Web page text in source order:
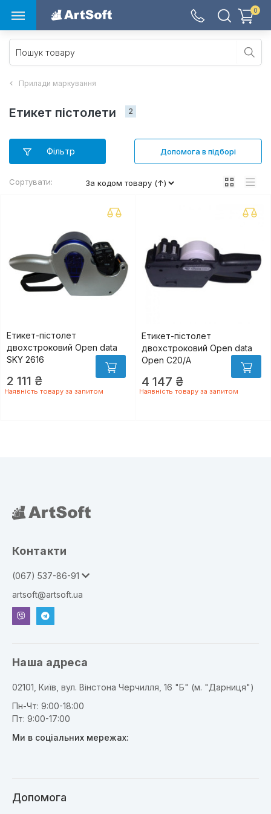
0
Прилади маркування
Етикет пістолети 2
Допомога в підборі
Сортувати:
Фільтр
Етикет-пістолет
двохстроковий Open data
SKY 2616
2 111 ₴
Наявність товару за запитом
Етикет-пістолет
двохстроковий Open data
Open C20/А
4 147 ₴
Наявність товару за запитом
Контакти
(067) 537-86-91
artsoft@artsoft.ua
Наша адреса
02101, Київ, вул. Вінстона Черчилля, 16 "Б" (м. "Дарниця")
Пн-Чт: 9:00-18:00
Пт: 9:00-17:00
Ми в соціальних мережах:
Допомога